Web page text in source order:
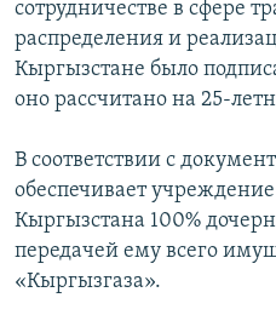
сотрудничестве в сфере
распределения и
Кыргызстане было
оно рассчитано на 25-
В соответствии с
обеспечивает
Кыргызстана 100%
передачей ему всего
«Кыргызгаза».